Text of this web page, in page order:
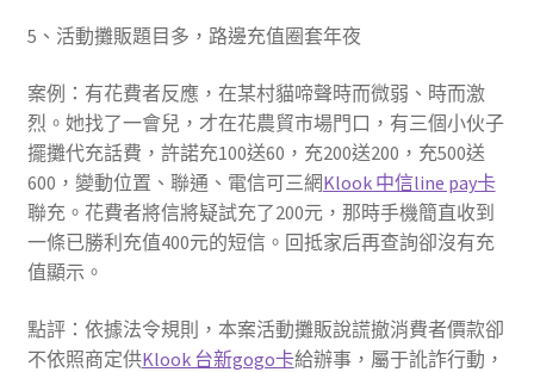
5、活動攤販題目多，路邊充值圈套年夜
案例：有花費者反應，在某村貓啼聲時而微弱、時而激
烈。她找了一會兒，才在花農貿市場門口，有三個小伙子
擺攤代充話費，許諾充100送60，充200送200，充500送
600，變動位置、聯通、電信可三網Klook 中信line pay卡
聯充。花費者將信將疑試充了200元，那時手機簡直收到
一條已勝利充值400元的短信。回抵家后再查詢卻沒有充
值顯示。
點評：依據法令規則，本案活動攤販說謊撤消費者價款卻
不依照商定供Klook 台新gogo卡給辦事，屬于訛詐行動，